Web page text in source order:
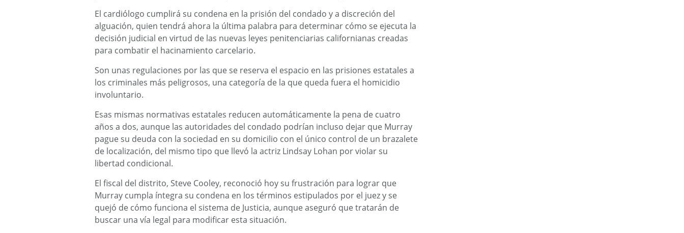
El cardiólogo cumplirá su condena en la prisión del condado y a discreción del
alguación, quien tendrá ahora la última palabra para determinar cómo se ejecuta la
decisión judicial en virtud de las nuevas leyes penitenciarias californianas creadas
para combatir el hacinamiento carcelario.
Son unas regulaciones por las que se reserva el espacio en las prisiones estatales a
los criminales más peligrosos, una categoría de la que queda fuera el homicidio
involuntario.
Esas mismas normativas estatales reducen automáticamente la pena de cuatro
años a dos, aunque las autoridades del condado podrían incluso dejar que Murray
pague su deuda con la sociedad en su domicilio con el único control de un brazalete
de localización, del mismo tipo que llevó la actriz Lindsay Lohan por violar su
libertad condicional.
El fiscal del distrito, Steve Cooley, reconoció hoy su frustración para lograr que
Murray cumpla íntegra su condena en los términos estipulados por el juez y se
quejó de cómo funciona el sistema de Justicia, aunque aseguró que tratarán de
buscar una vía legal para modificar esta situación.